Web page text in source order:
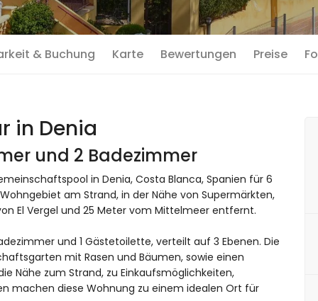
& Buchung Karte Bewertungen Preise
in Denia
und 2 Badezimmer
in Denia, Costa Blanca, Spanien für 6
am Strand, in der Nähe von Supermärkten,
El Vergel und 25 Meter vom Mittelmeer entfernt.
und 1 Gästetoilette, verteilt auf 3 Ebenen. Die
mit Rasen und Bäumen, sowie einen
Nähe zum Strand, zu Einkaufsmöglichkeiten,
machen diese Wohnung zu einem idealen Ort für